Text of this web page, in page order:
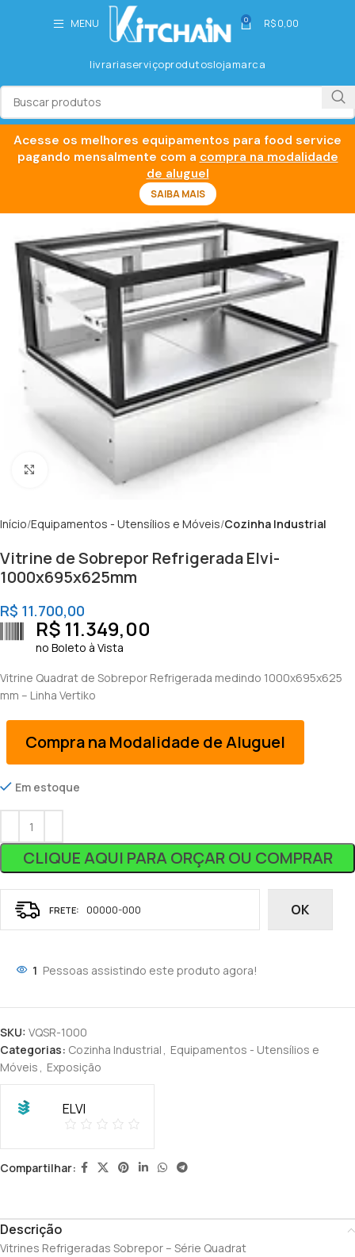
MENU 0 R$0,00
livrariaserviçoprodutoslojamarca
Clique para ampliar
Início Equipamentos - Utensílios e Móveis Cozinha Industrial
Vitrine de Sobrepor Refrigerada Elvi-
1000x695x625mm
R$ 11.700,00
R$ 11.349,00
no Boleto à Vista
Vitrine Quadrat de Sobrepor Refrigerada medindo 1000x695x625
mm – Linha Vertiko
Compra na Modalidade de Aluguel
Em estoque
CLIQUE AQUI PARA ORÇAR OU COMPRAR
OK
1 Pessoas assistindo este produto agora!
SKU: VQSR-1000
Categorias: Cozinha Industrial , Equipamentos - Utensílios e
Móveis , Exposição
ELVI
Compartilhar:
Descrição
Vitrines Refrigeradas Sobrepor – Série Quadrat
Acesse os melhores equipamentos para food service
pagando mensalmente com a compra na modalidade
de aluguel
SAIBA MAIS